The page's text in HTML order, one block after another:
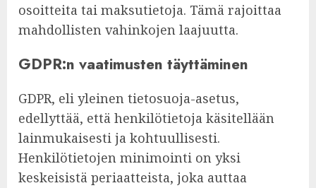
osoitteita tai maksutietoja. Tämä rajoittaa
mahdollisten vahinkojen laajuutta.
GDPR:n vaatimusten täyttäminen
GDPR, eli yleinen tietosuoja-asetus,
edellyttää, että henkilötietoja käsitellään
lainmukaisesti ja kohtuullisesti.
Henkilötietojen minimointi on yksi
keskeisistä periaatteista, joka auttaa